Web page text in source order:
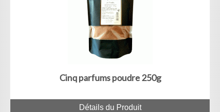
Cinq parfums poudre 250g
Détails du Produit